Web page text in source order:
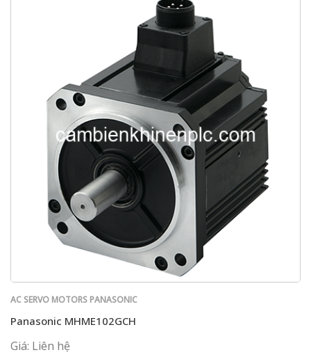
AC SERVO MOTORS PANASONIC
Panasonic MHME102GCH
Giá: Liên hệ